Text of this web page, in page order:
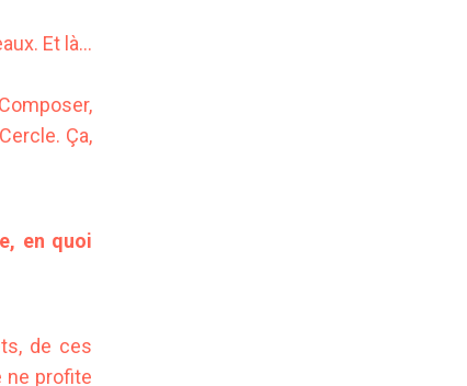
Et là…
Ça,
en quoi
de ces
ne profite